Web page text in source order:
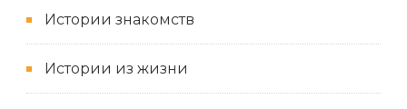
Истории знакомств
Истории из жизни